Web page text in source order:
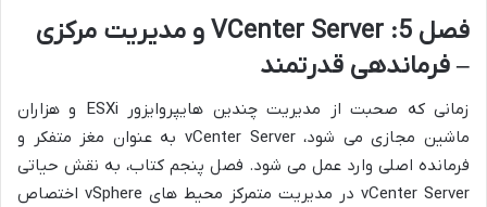
فصل 5: VCenter Server و مدیریت مرکزی
– فرماندهی قدرتمند
زمانی که صحبت از مدیریت چندین هایپروایزور ESXi و هزاران
ماشین مجازی می شود، vCenter Server به عنوان مغز متفکر و
فرمانده اصلی وارد عمل می شود. فصل پنجم کتاب، به نقش حیاتی
vCenter Server در مدیریت متمرکز محیط های vSphere اختصاص